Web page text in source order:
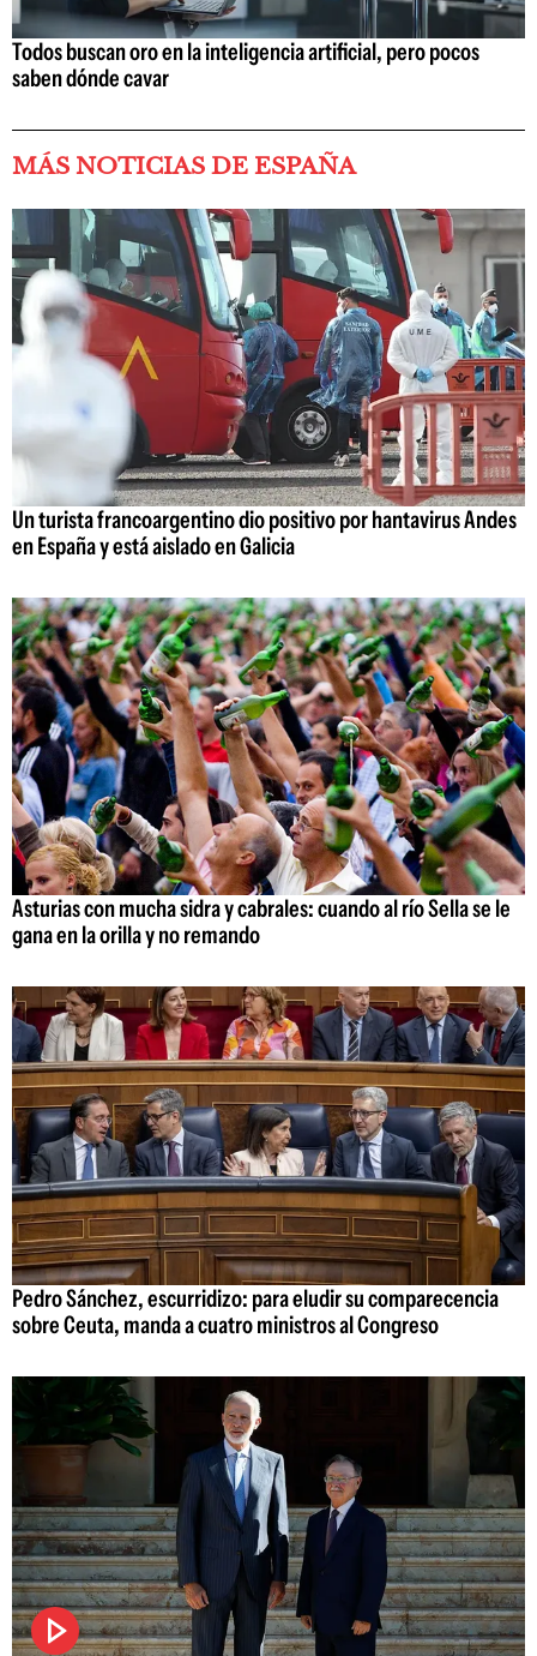
Todos buscan oro en la inteligencia artificial, pero pocos
saben dónde cavar
MÁS NOTICIAS DE ESPAÑA
Un turista francoargentino dio positivo por hantavirus Andes
en España y está aislado en Galicia
Asturias con mucha sidra y cabrales: cuando al río Sella se le
gana en la orilla y no remando
Pedro Sánchez, escurridizo: para eludir su comparecencia
sobre Ceuta, manda a cuatro ministros al Congreso